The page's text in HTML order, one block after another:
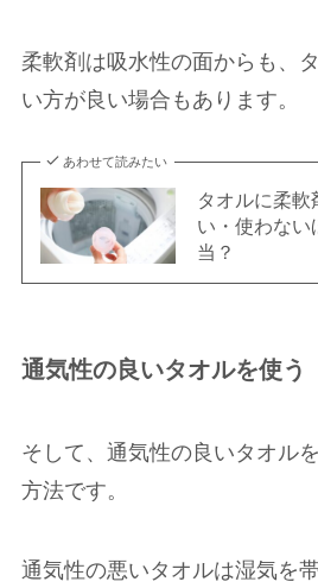
柔軟剤は吸水性の面からも、
い方が良い場合もあります。
あわせて読みたい
タオルに柔軟
い・使わない
当？
通気性の良いタオルを使う
そして、通気性の良いタオル
方法です。
通気性の悪いタオルは湿気を